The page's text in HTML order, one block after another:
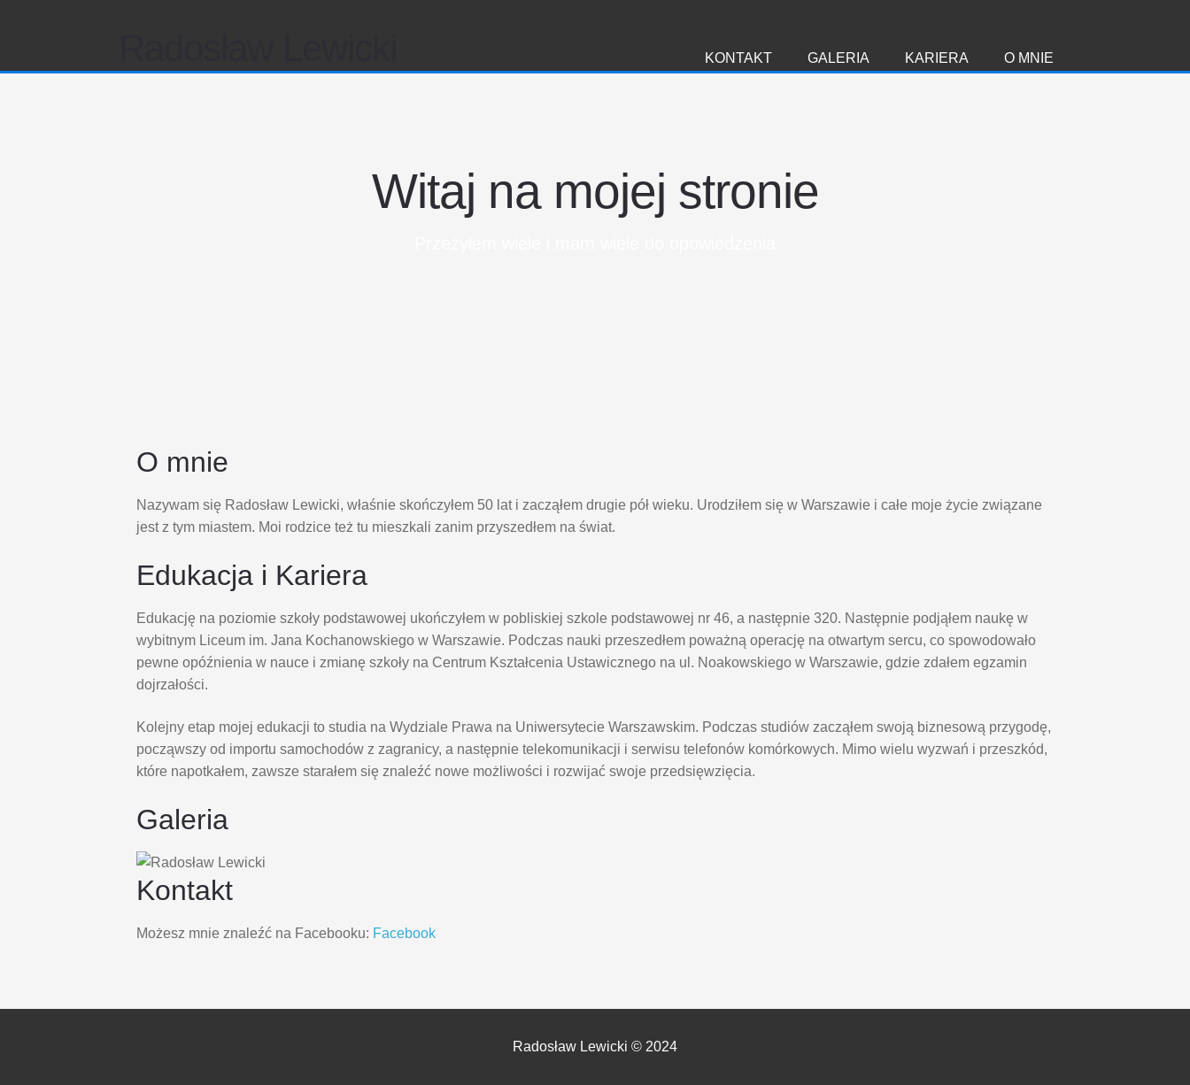
O MNIE
KARIERA
GALERIA
KONTAKT
Witaj na mojej stronie
O mnie
Nazywam się Radosław Lewicki, właśnie skończyłem 50 lat i zacząłem drugie pół wieku. Urodziłem się w Warszawie i całe moje życie związane
jest z tym miastem. Moi rodzice też tu mieszkali zanim przyszedłem na świat.
Edukacja i Kariera
Edukację na poziomie szkoły podstawowej ukończyłem w pobliskiej szkole podstawowej nr 46, a następnie 320. Następnie podjąłem naukę w
wybitnym Liceum im. Jana Kochanowskiego w Warszawie. Podczas nauki przeszedłem poważną operację na otwartym sercu, co spowodowało
pewne opóźnienia w nauce i zmianę szkoły na Centrum Kształcenia Ustawicznego na ul. Noakowskiego w Warszawie, gdzie zdałem egzamin
dojrzałości.
Kolejny etap mojej edukacji to studia na Wydziale Prawa na Uniwersytecie Warszawskim. Podczas studiów zacząłem swoją biznesową przygodę,
począwszy od importu samochodów z zagranicy, a następnie telekomunikacji i serwisu telefonów komórkowych. Mimo wielu wyzwań i przeszkód,
które napotkałem, zawsze starałem się znaleźć nowe możliwości i rozwijać swoje przedsięwzięcia.
Galeria
Kontakt
Możesz mnie znaleźć na Facebooku: Facebook
Radosław Lewicki © 2024